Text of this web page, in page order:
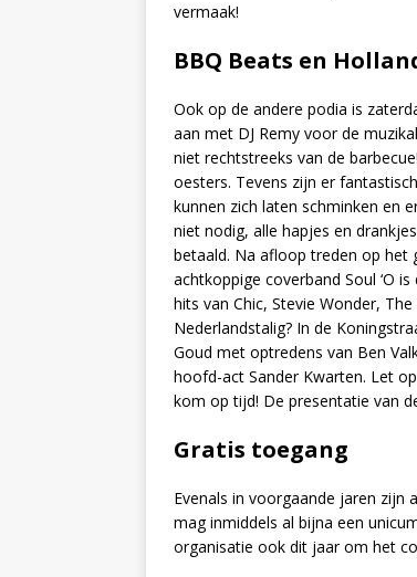
vermaak!
BBQ Beats en
Ook op de andere podia is
aan met DJ Remy voor de
niet rechtstreeks van de
oesters. Tevens zijn er
kunnen zich laten schminken en
niet nodig, alle hapjes en
betaald. Na afloop treden op het
achtkoppige coverband Soul ‘O
hits van Chic, Stevie Wonder,
Nederlandstalig? In de
Goud met optredens van Ben
hoofd-act Sander Kwarten. Let
kom op tijd! De presentatie van
Gratis toegang
Evenals in voorgaande jaren zijn
mag inmiddels al bijna een
organisatie ook dit jaar om het